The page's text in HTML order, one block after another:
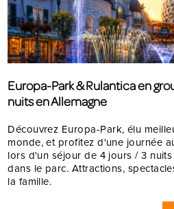
Europa-Park & Rulantica en
nuits en Allemagne
Découvrez Europa-Park, élu
monde, et profitez d'une journée
lors d'un séjour de 4 jours / 3
dans le parc. Attractions,
la famille.